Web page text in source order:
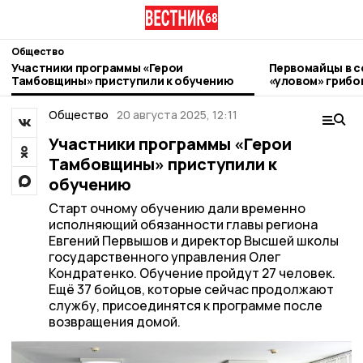
Общество
Участники программы «Герои
Тамбовщины» приступили к обучению
Первомайцы в
«уловом»
Общество 20 августа 2025, 12:11
Участники программы «Герои
Тамбовщины» приступили к
обучению
Старт очному обучению дали временно
исполняющий обязанности главы региона
Евгений Первышов и директор Высшей школы
государственного управления Олег
Кондратенко. Обучение пройдут 27 человек.
Ещё 37 бойцов, которые сейчас продолжают
службу, присоединятся к программе после
возвращения домой.